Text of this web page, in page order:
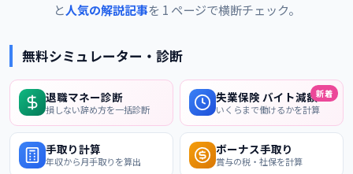
と人気の解説記事を 1 ページで横断チェック。
無料シミュレーター・診断
退職マネー診断
損しない辞め方を一括診断
失業保険 バイト減額
いくらまで働けるかを計算
新着
手取り計算
年収から月手取りを算出
ボーナス手取り
賞与の税・社保を計算